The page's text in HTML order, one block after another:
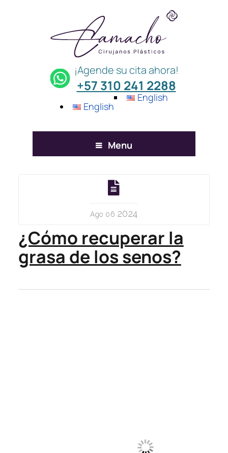
¡Agende su cita ahora!
+57 310 241 2288
English
English
Menu
Ago 06 2024
¿Cómo recuperar la
grasa de los senos?